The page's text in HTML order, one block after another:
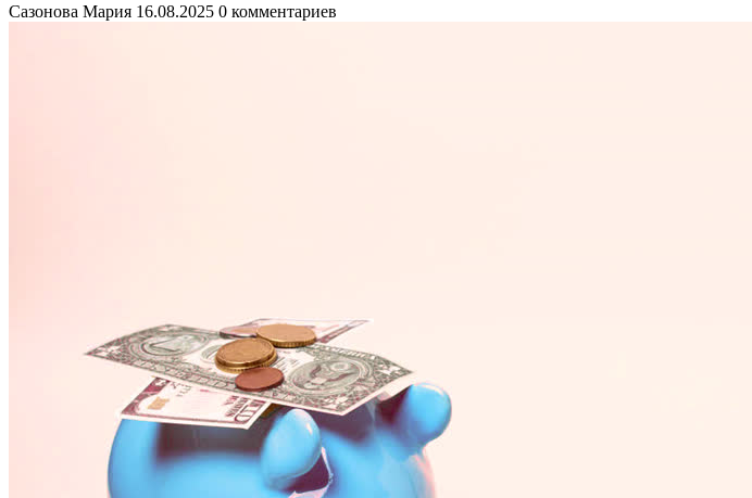
Сазонова Мария 16.08.2025 0 комментариев